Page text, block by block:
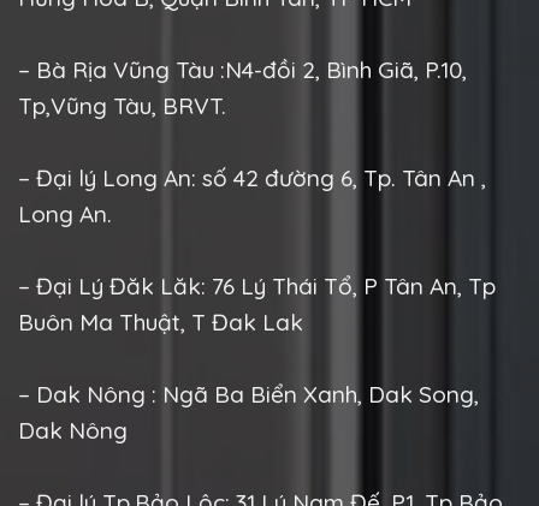
– Bà Rịa Vũng Tàu :N4-đồi 2, Bình Giã, P.10,
Tp,Vũng Tàu, BRVT.
– Đại lý Long An: số 42 đường 6, Tp. Tân An ,
Long An.
– Đại Lý Đăk Lăk: 76 Lý Thái Tổ, P Tân An, Tp
Buôn Ma Thuật, T Đak Lak
– Dak Nông : Ngã Ba Biển Xanh, Dak Song,
Dak Nông